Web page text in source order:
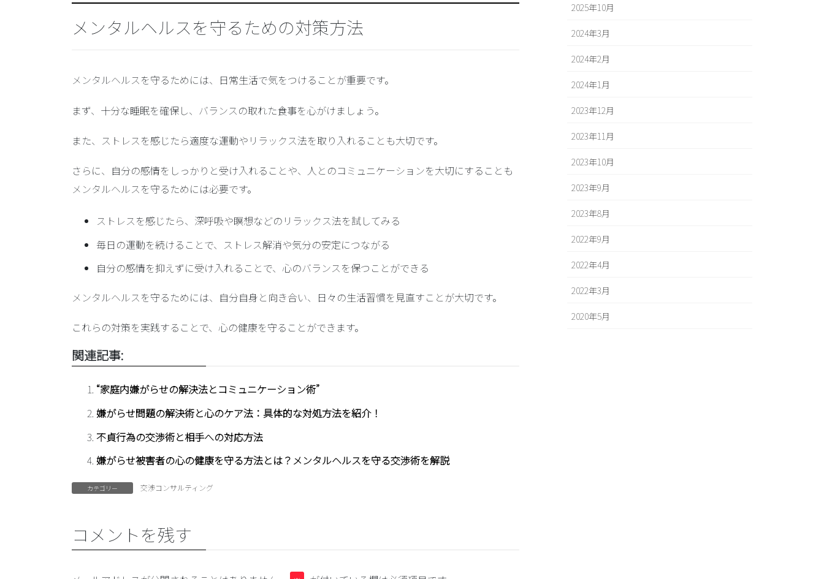
メンタルヘルスを守るための対策方法
メンタルヘルスを守るためには、日常生活で気をつけることが重要です。
まず、 十分な睡眠を確保し、 バランスの取れた食事を心がけましょう。
また、 ストレスを感じたら適度な運動や リラックス法を取り入れることも大切です。
さらに、 自分の感情をしっかりと受け入れる ことや、 人とのコミュニケーションを大切にする ことも
メンタルヘルスを守るためには必要です。
ストレスを感じたら、深呼吸や瞑想などのリラックス法を試してみる
毎日の運動を続けることで、ストレス解消や気分の安定につながる
自分の感情を抑えずに受け入れることで、心のバランスを保つことができる
メンタルヘルスを守るためには、自分自身と向き合い、日々の生活習慣を見直すことが大切です。
これらの対策を実践することで、心の健康を守ることができます。
関連記事:
“家庭内嫌がらせの解決法とコミュニケーション術”
嫌がらせ問題の解決術と心のケア法：具体的な対処方法を紹介！
不貞行為の交渉術と相手への対応方法
嫌がらせ被害者の心の健康を守る方法とは？メンタルヘルスを守る交渉術を解説
カテゴリー 交渉コンサルティング
コメントを残す
2025年10月
2024年3月
2024年2月
2024年1月
2023年12月
2023年11月
2023年10月
2023年9月
2023年8月
2022年9月
2022年4月
2022年3月
2020年5月